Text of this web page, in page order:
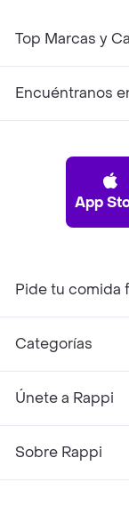
Top Marcas y
Encuéntranos
App
Pide tu comida
Categorías
Únete a Rappi
Sobre Rappi